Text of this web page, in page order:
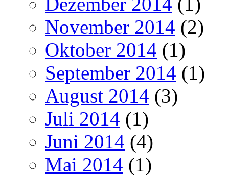
November 2014 (2)
Oktober 2014 (1)
September 2014 (1)
August 2014 (3)
Juli 2014 (1)
Juni 2014 (4)
Mai 2014 (1)